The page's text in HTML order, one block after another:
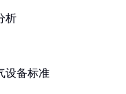
析
设备标准